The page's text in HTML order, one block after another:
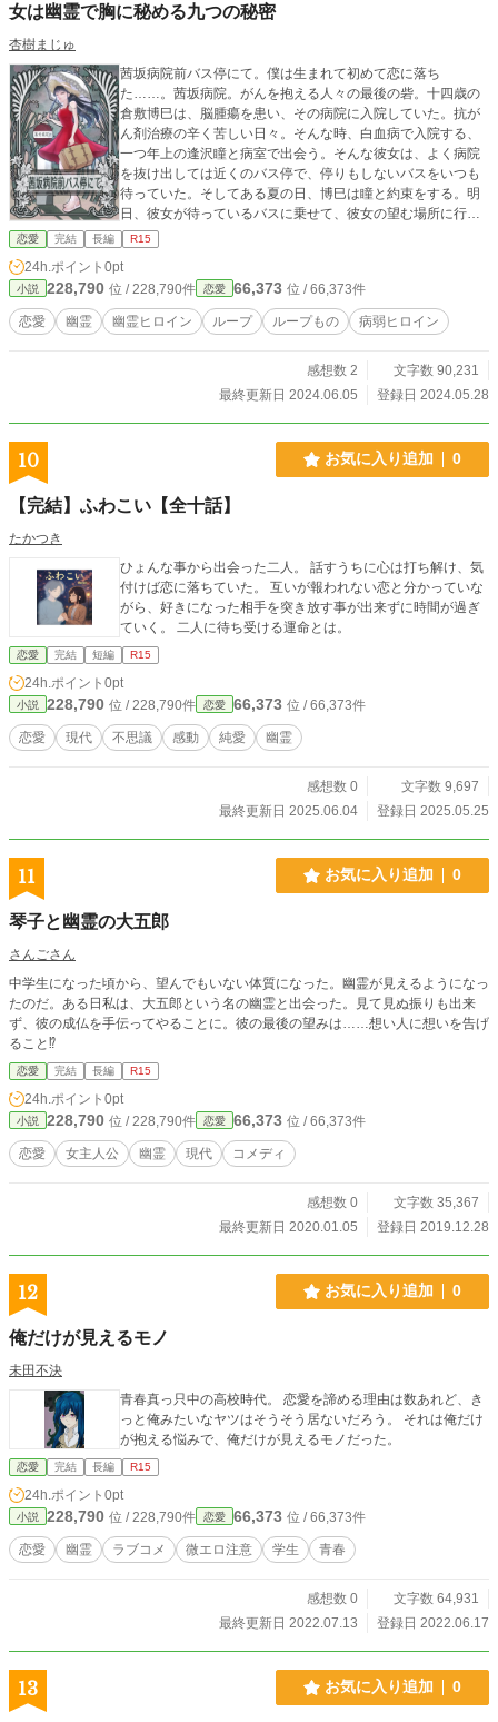
女は幽霊で胸に秘める九つの秘密
杏樹まじゅ
茜坂病院前バス停にて。僕は生まれて初めて恋に落ち
た……。茜坂病院。がんを抱える人々の最後の砦。十四歳の
倉敷博巳は、脳腫瘍を患い、その病院に入院していた。抗が
ん剤治療の辛く苦しい日々。そんな時、白血病で入院する、
一つ年上の逢沢瞳と病室で出会う。そんな彼女は、よく病院
を抜け出しては近くのバス停で、停りもしないバスをいつも
待っていた。そしてある夏の日、博巳は瞳と約束をする。明
日、彼女が待っているバスに乗せて、彼女の望む場所に行こ
う、と── ※この作品は「小説家になろう」様、「カクヨ
ム」様、「ノベルデイズ」様、「ノベルアップ＋」様、「エ
ブリスタ」様、「ステキブンゲイ」様にも連載しておりま
す。
恋愛 完結 長編 R15
24h.ポイント 0pt
小説 228,790 位 / 228,790件 恋愛 66,373 位 / 66,373件
恋愛 幽霊 幽霊ヒロイン ループ ループもの 病弱ヒロイン
感想数 2
文字数 90,231
最終更新日 2024.06.05
登録日 2024.05.28
10 お気に入り追加 0
【完結】ふわこい【全十話】
たかつき
ひょんな事から出会った二人。 話すうちに心は打ち解け、気
付けば恋に落ちていた。 互いが報われない恋と分かっていな
がら、好きになった相手を突き放す事が出来ずに時間が過ぎ
ていく。 二人に待ち受ける運命とは。
恋愛 完結 短編 R15
24h.ポイント 0pt
小説 228,790 位 / 228,790件 恋愛 66,373 位 / 66,373件
恋愛 現代 不思議 感動 純愛 幽霊
感想数 0
文字数 9,697
最終更新日 2025.06.04
登録日 2025.05.25
11 お気に入り追加 0
琴子と幽霊の大五郎
さんごさん
中学生になった頃から、望んでもいない体質になった。幽霊が見えるようになっ
たのだ。ある日私は、大五郎という名の幽霊と出会った。見て見ぬ振りも出来
ず、彼の成仏を手伝ってやることに。彼の最後の望みは……想い人に想いを告げ
ること⁉
恋愛 完結 長編 R15
24h.ポイント 0pt
小説 228,790 位 / 228,790件 恋愛 66,373 位 / 66,373件
恋愛 女主人公 幽霊 現代 コメディ
感想数 0
文字数 35,367
最終更新日 2020.01.05
登録日 2019.12.28
12 お気に入り追加 0
俺だけが見えるモノ
未田不決
青春真っ只中の高校時代。 恋愛を諦める理由は数あれど、き
っと俺みたいなヤツはそうそう居ないだろう。 それは俺だけ
が抱える悩みで、俺だけが見えるモノだった。
恋愛 完結 長編 R15
24h.ポイント 0pt
小説 228,790 位 / 228,790件 恋愛 66,373 位 / 66,373件
恋愛 幽霊 ラブコメ 微エロ注意 学生 青春
感想数 0
文字数 64,931
最終更新日 2022.07.13
登録日 2022.06.17
13 お気に入り追加 0